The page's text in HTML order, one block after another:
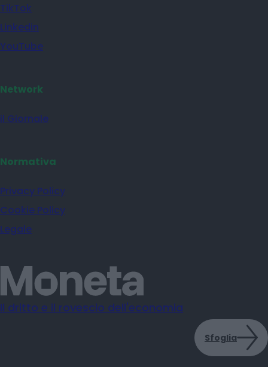
TikTok
Linkedin
YouTube
Network
il Giornale
Normativa
Privacy Policy
Cookie Policy
Legale
Il dritto e il rovescio dell'economia
Sfoglia